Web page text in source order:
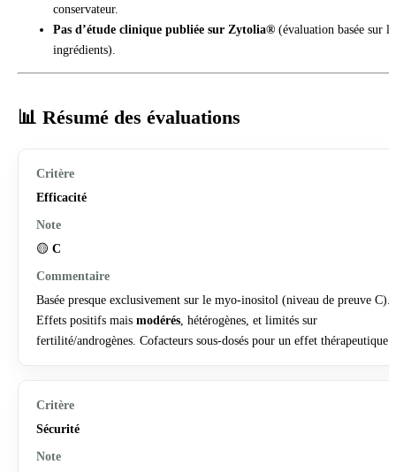
conservateur.
Pas d’étude clinique publiée sur Zytolia® (évaluation basée sur
ingrédients).
📊 Résumé des évaluations
Efficacité
🟡 C
Basée presque exclusivement sur le myo-inositol (niveau de preuve C).
Effets positifs mais modérés , hétérogènes, et limités sur
fertilité/androgènes. Cofacteurs sous-dosés pour un effet thérapeutique.
Sécurité